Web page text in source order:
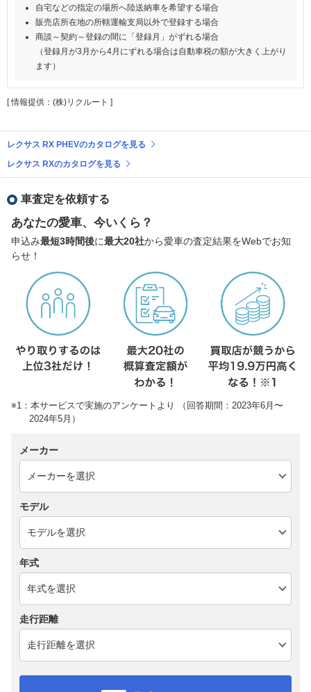
自宅などの指定の場所へ陸送納車を希望する場合
販売店所在地の所轄運輸支局以外で登録する場合
商談～契約～登録の間に「登録月」がずれる場合
（登録月が3月から4月にずれる場合は自動車税の額が大きく上がり
ます）
[ 情報提供：(株)リクルート ]
レクサス RX PHEVのカタログを見る
レクサス RXのカタログを見る
車査定を依頼する
あなたの愛車、今いくら？
申込み最短3時間後に最大20社から愛車の査定結果をWebでお知
らせ！
※1：本サービスで実施のアンケートより （回答期間：2023年6月〜
2024年5月）
メーカー
モデル
年式
走行距離